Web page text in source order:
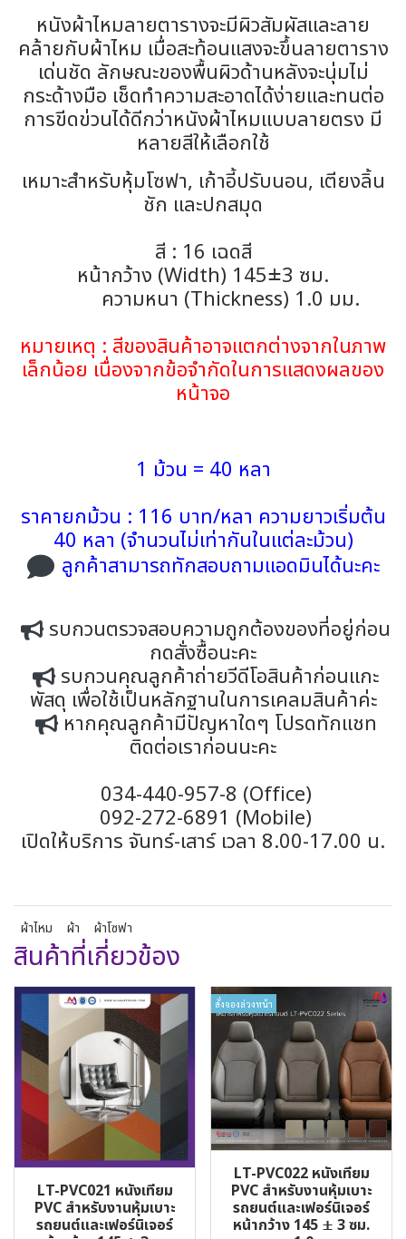
หนังผ้าไหมลายตารางจะมีผิวสัมผัสและลาย
คล้ายกับผ้าไหม เมื่อสะท้อนแสงจะขึ้นลายตาราง
เด่นชัด ลักษณะของพื้นผิวด้านหลังจะนุ่มไม่
กระด้างมือ เช็ดทำความสะอาดได้ง่ายและทนต่อ
การขีดข่วนได้ดีกว่าหนังผ้าไหมแบบลายตรง มี
หลายสีให้เลือกใช้
เหมาะสำหรับหุ้มโซฟา, เก้าอี้ปรับนอน, เตียงลิ้น
ชัก และปกสมุด
สี : 16 เฉดสี
หน้ากว้าง (Width) 145±3 ซม.
ความหนา (Thickness) 1.0 มม.
หมายเหตุ : สีของสินค้าอาจแตกต่างจากในภาพ
เล็กน้อย เนื่องจากข้อจำกัดในการแสดงผลของ
หน้าจอ
1 ม้วน = 40 หลา
ราคายกม้วน : 116 บาท/หลา ความยาวเริ่มต้น
40 หลา (จำนวนไม่เท่ากันในแต่ละม้วน)
ลูกค้าสามารถทักสอบถามแอดมินได้นะคะ
รบกวนตรวจสอบความถูกต้องของที่อยู่ก่อน
กดสั่งซื้อนะคะ
รบกวนคุณลูกค้าถ่ายวีดีโอสินค้าก่อนแกะ
พัสดุ เพื่อใช้เป็นหลักฐานในการเคลมสินค้าค่ะ
หากคุณลูกค้ามีปัญหาใดๆ โปรดทักแชท
ติดต่อเราก่อนนะคะ
034-440-957-8 (Office)
092-272-6891 (Mobile)
เปิดให้บริการ จันทร์-เสาร์ เวลา 8.00-17.00 น.
ผ้าไหม ผ้า ผ้าโซฟา
สินค้าที่เกี่ยวข้อง
LT-PVC021 หนังเทียม
PVC สำหรับงานหุ้มเบาะ
รถยนต์และเฟอร์นิเจอร์
สั่งจองล่วงหน้า
LT-PVC022 หนังเทียม
PVC สำหรับงานหุ้มเบาะ
รถยนต์และเฟอร์นิเจอร์
หน้ากว้าง 145 ± 3 ซม.